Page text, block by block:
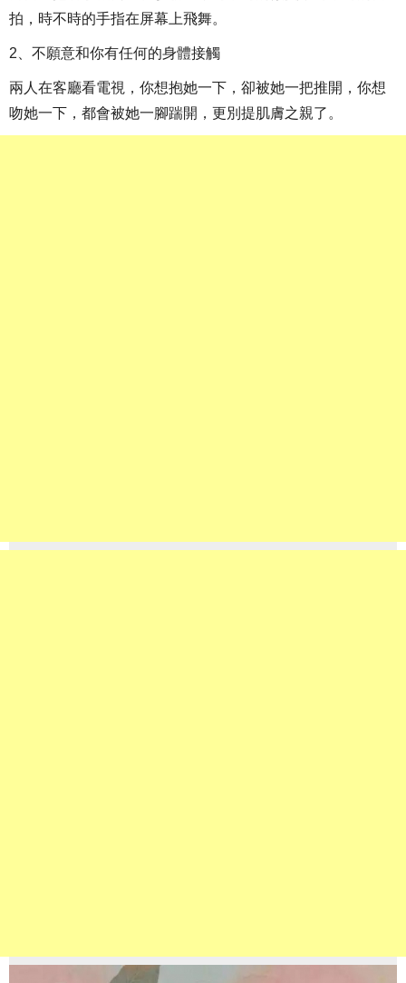
拍，時不時的手指在屏幕上飛舞。
2、不願意和你有任何的身體接觸
兩人在客廳看電視，你想抱她一下，卻被她一把推開，你想
吻她一下，都會被她一腳踹開，更別提肌膚之親了。